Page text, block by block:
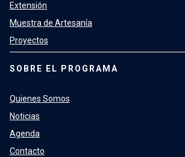
Extensión
Muestra de Artesanía
Proyectos
SOBRE EL PROGRAMA
Quienes Somos
Noticias
Agenda
Contacto